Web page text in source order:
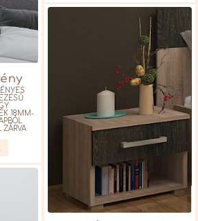
18MM-
ZÁRVA